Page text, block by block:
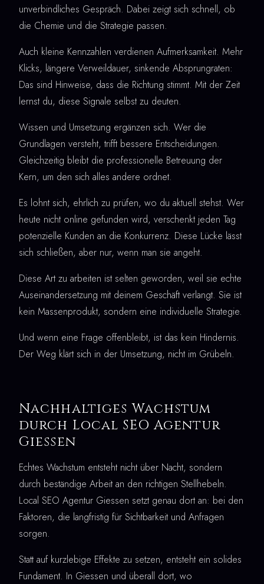
unverbindliches Gespräch. Dabei zeigt sich schnell, ob
die Chemie und die Strategie passen.
Auch kleine Kennzahlen verdienen Aufmerksamkeit. Mehr
Klicks, längere Verweildauer, sinkende Absprungraten:
Das sind Hinweise, dass die Richtung stimmt. Mit der Zeit
lernst du, diese Signale selbst zu deuten.
Wissen und Umsetzung ergänzen sich. Wer die
Grundlagen versteht, trifft bessere Entscheidungen.
Gleichzeitig bleibt die professionelle Betreuung der
Kern, um den sich alles andere ordnet.
Es lohnt sich, ehrlich zu prüfen, wo du aktuell stehst. Wer
heute nicht online gefunden wird, verschenkt jeden Tag
potenzielle Kunden an die Konkurrenz. Diese Lücke lässt
sich schließen, aber nur, wenn man sie angeht.
Diese Art zu arbeiten ist selten geworden, weil sie echte
Auseinandersetzung mit deinem Geschäft verlangt. Sie ist
kein Massenprodukt, sondern eine individuelle Strategie.
Und wenn eine Frage offenbleibt, ist das kein Hindernis.
Der Weg klärt sich in der Umsetzung, nicht im Grübeln.
Nachhaltiges Wachstum
durch Local SEO Agentur
Giessen
Echtes Wachstum entsteht nicht über Nacht, sondern
durch beständige Arbeit an den richtigen Stellhebeln.
Local SEO Agentur Giessen setzt genau dort an: bei den
Faktoren, die langfristig für Sichtbarkeit und Anfragen
sorgen.
Statt auf kurzlebige Effekte zu setzen, entsteht ein solides
Fundament. In Giessen und überall dort, wo